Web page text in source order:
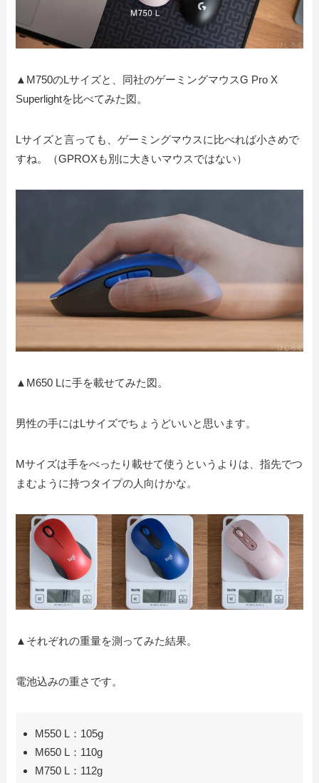
▲M750のLサイズと、同社のゲーミングマウスG Pro X
Superlightを比べてみた図。
Lサイズと言っても、ゲーミングマウスに比べれば小さめで
すね。（GPROXも別に大きいマウスではない）
▲M650 Lに手を載せてみた図。
男性の手にはLサイズでちょうどいいと思います。
Mサイズは手をべったり載せて使うというよりは、指先でつ
まむように持つタイプの人向けかな。
▲それぞれの重量を測ってみた結果。
電池込みの重さです。
M550 L：105g
M650 L：110g
M750 L：112g